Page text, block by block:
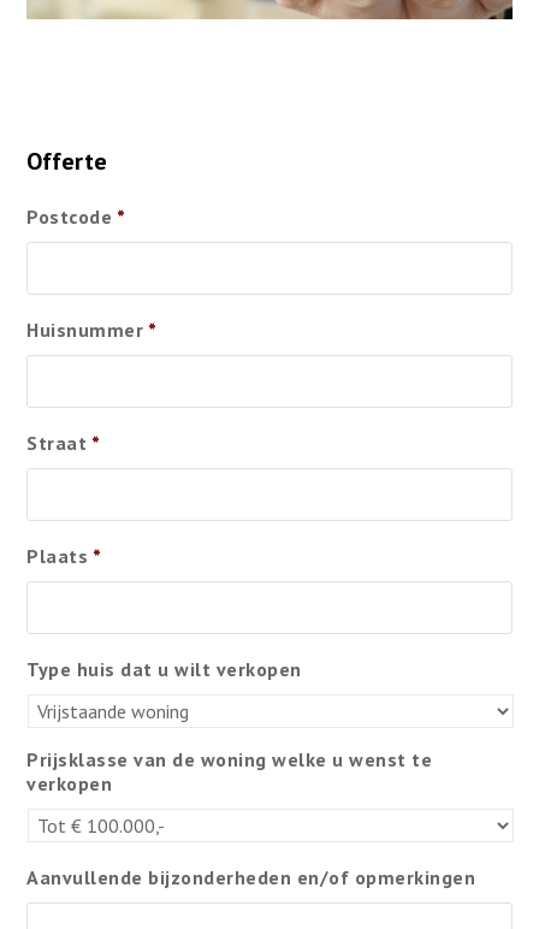
Offerte
Postcode *
Huisnummer *
Straat *
Plaats *
Type huis dat u wilt verkopen
Prijsklasse van de woning welke u wenst te
verkopen
Aanvullende bijzonderheden en/of opmerkingen